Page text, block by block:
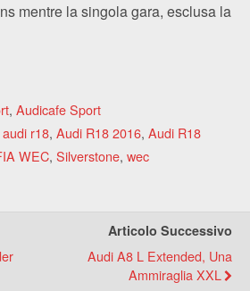
mentre la singola gara, esclusa la
, Audicafe Sport
audi r18, Audi R18 2016, Audi R18
WEC, Silverstone, wec
Articolo Successivo
Audi A8 L Extended, Una
Ammiraglia XXL